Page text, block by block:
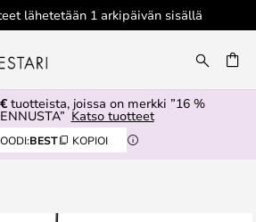
lähetetään 1 arkipäivän sisällä
tuotteista, joissa on merkki ”16 %
Katso tuotteet
BEST KOPIOI